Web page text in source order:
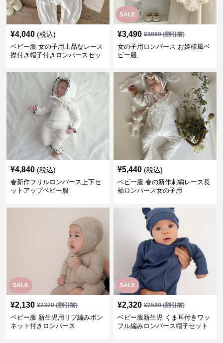
¥4,040 (税込)
ベビー服 女の子用上品なレース
襟付き帽子付きロンパースセッ
SALE
¥3,490 ¥3880(割引前)
女の子用ロンパース お姫様風ベ
ビー服
¥4,840 (税込)
春新作フリルロンパース上下セ
ットアップベビー服
¥5,440 (税込)
ベビー服 春の新作刺繍レース長
袖ロンパース女の子用
SALE
¥2,130 ¥2370(割引前)
ベビー服 新生児用リブ編みボン
ネット付きロンパース
SALE
¥2,320 ¥2580(割引前)
ベビー服新生児 くま耳付きワッ
フル編みロンパース帽子セット